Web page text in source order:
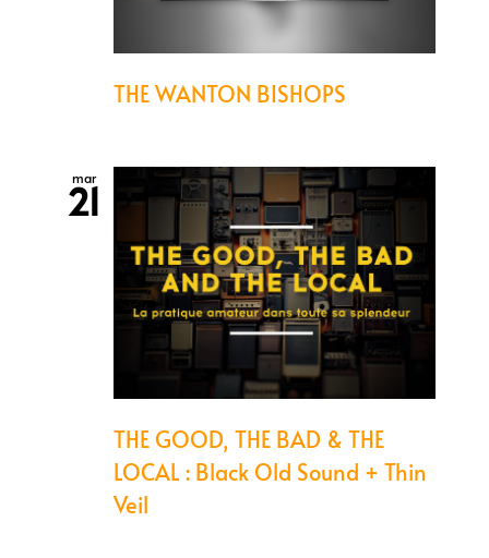
THE WANTON BISHOPS
mar
21
THE GOOD, THE BAD & THE
LOCAL : Black Old Sound + Thin
Veil